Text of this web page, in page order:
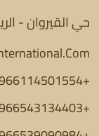
حي القيروان -
+966114501554
+966543134403